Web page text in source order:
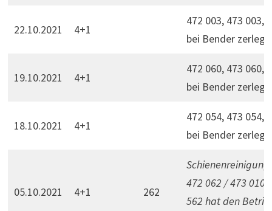
22.10.2021 4+1
472 003, 473 003,
bei Bender zerlegt.
19.10.2021 4+1
472 060, 473 060,
bei Bender zerlegt.
18.10.2021 4+1
472 054, 473 054,
bei Bender zerlegt.
05.10.2021 4+1 262
472 062 / 473 010
562 hat den